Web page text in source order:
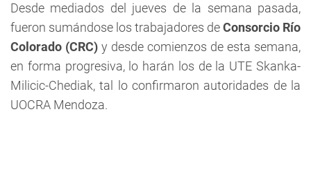
Desde mediados del jueves de la semana pasada,
fueron sumándose los trabajadores deConsorcio Río
Colorado (CRC) y desde comienzos de esta semana,
en forma progresiva, lo harán los de la UTE Skanka-
Milicic-Chediak, tal lo confirmaron autoridades de la
UOCRA Mendoza.